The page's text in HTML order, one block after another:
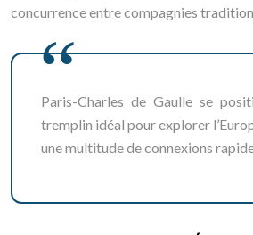
concurrence entre compagnies
Paris-Charles de Gaulle se
tremplin idéal pour explorer
une multitude de connexions